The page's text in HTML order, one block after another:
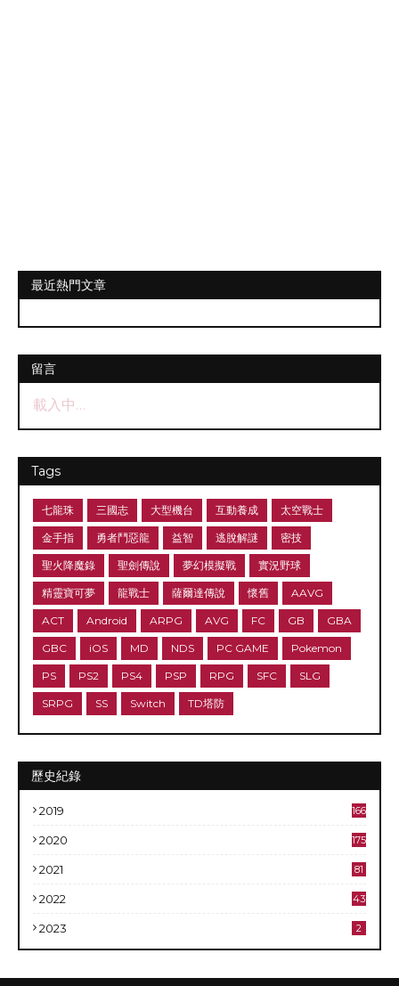
最近熱門文章
留言
載入中…
Tags
七龍珠 三國志 大型機台 互動養成 太空戰士
金手指 勇者鬥惡龍 益智 逃脫解謎 密技
聖火降魔錄 聖劍傳說 夢幻模擬戰 實況野球
精靈寶可夢 龍戰士 薩爾達傳說 懷舊 AAVG
ACT Android ARPG AVG FC GB GBA
GBC iOS MD NDS PC GAME Pokemon
PS PS2 PS4 PSP RPG SFC SLG
SRPG SS Switch TD塔防
歷史紀錄
2019 166
2020 175
2021 81
2022 43
2023 2